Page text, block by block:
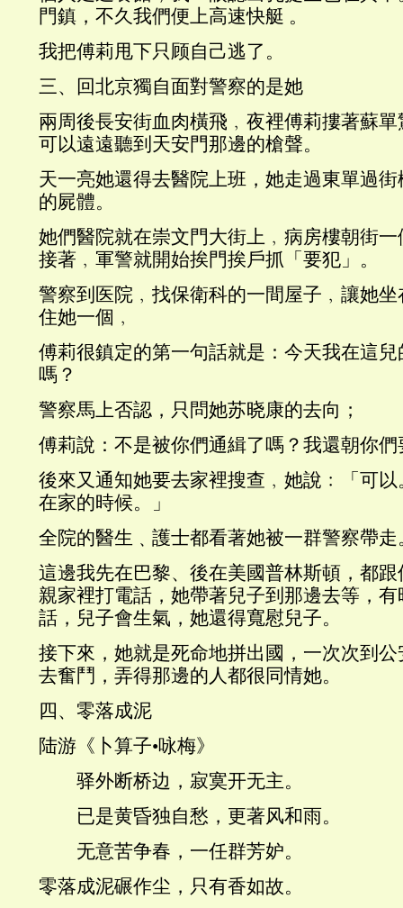
門鎮，不久我們便上高速快艇 。
我把傅莉甩下只顾自己逃了。
三、回北京獨自面對警察的是她
兩周後長安街血肉橫飛﹐夜裡傅莉摟著蘇
可以遠遠聽到天安門那邊的槍聲。
天一亮她還得去醫院上班，她走過東單過
的屍體。
她們醫院就在崇文門大街上﹐病房樓朝街
接著﹐軍警就開始挨門挨戶抓「要犯」。
警察到医院﹐找保衛科的一間屋子﹐讓她
住她一個﹐
傅莉很鎮定的第一句話就是：今天我在這
嗎？
警察馬上否認，只問她苏晓康的去向；
傅莉說：不是被你們通緝了嗎？我還朝你們
後來又通知她要去家裡搜查﹐她說﹕「可
在家的時候。」
全院的醫生﹑護士都看著她被一群警察帶走
這邊我先在巴黎、後在美國普林斯頓，都
親家裡打電話，她帶著兒子到那邊去等，
話，兒子會生氣，她還得寬慰兒子。
接下來，她就是死命地拼出國，一次次到
去奮鬥，弄得那邊的人都很同情她。
四、零落成泥
陆游《卜算子•咏梅》
驿外断桥边，寂寞开无主。
已是黄昏独自愁，更著风和雨。
无意苦争春，一任群芳妒。
零落成泥碾作尘，只有香如故。